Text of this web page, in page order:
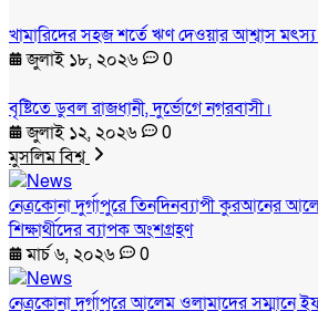
খামারিদের সহজ শর্তে ঋণ দেওয়ার আশ্বাস মৎস্য ও
জুলাই ১৮, ২০২৬
0
বৃষ্টিতে ডুবল রাজধানী, দুর্ভোগে নগরবাসী।
জুলাই ১২, ২০২৬
0
মুসলিম বিশ্ব
নেত্রকোনা দুর্গাপুরে তিনদিনব্যাপী কুরআনের
শিক্ষার্থীদের ব্যাপক অংশগ্রহণ
মার্চ ৬, ২০২৬
0
নেত্রকোনা দুর্গাপুরে আলেম ওলামাদের সম্মানে